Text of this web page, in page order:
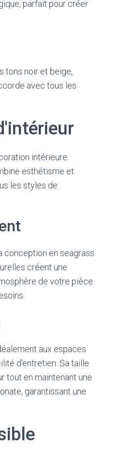
parfait pour créer
tons noir et beige,
avec tous les
intérieure.
esthétisme et
les styles de
conception en seagrass
créent une
de votre pièce.
aux espaces
d'entretien. Sa taille
tout en maintenant une
garantissant une